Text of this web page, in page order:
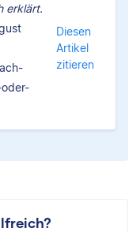
erklärt.
Diesen
Artikel
zitieren